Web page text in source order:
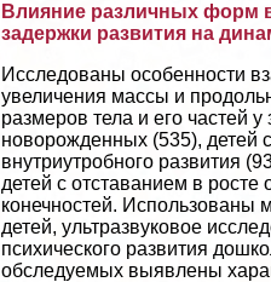
Влияние различных форм
задержки развития на
Исследованы особенности
увеличения массы и
размеров тела и его частей
новорожденных (535), детей
внутриутробного развития
детей с отставанием в росте
конечностей. Использованы
детей, ультразвуковое
психического развития
обследуемых выявлены